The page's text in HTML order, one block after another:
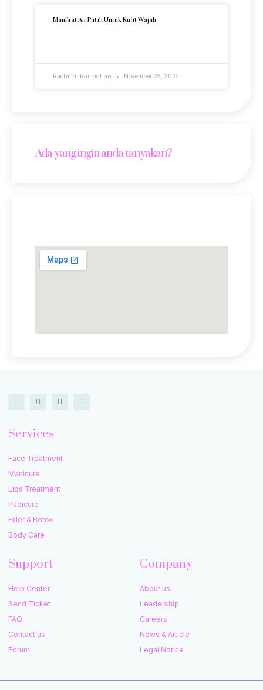
Manfaat Air Putih Untuk Kulit Wajah
Rachmat Ramadhan November 25, 2024
Ada yang ingin anda tanyakan?
Services
Face Treatment
Manicure
Lips Treatment
Padicure
Filler & Botox
Body Care
Support
Help Center
Send Ticket
FAQ
Contact us
Forum
Company
About us
Leadership
Careers
News & Article
Legal Notice